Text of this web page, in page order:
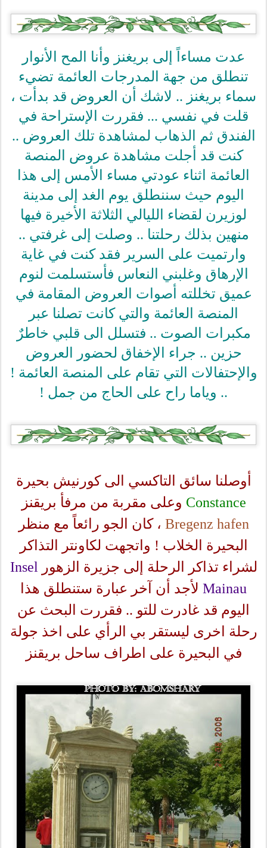
عدت مساءاً إلى بريغنز وأنا المح الأنوار
تنطلق من جهة المدرجات العائمة تضيء
سماء بريغنز .. لاشك أن العروض قد بدأت ،
قلت في نفسي ... فقررت الإستراحة في
الفندق ثم الذهاب لمشاهدة تلك العروض ..
كنت قد أجلت مشاهدة عروض المنصة
العائمة اثناء عودتي مساء الأمس إلى هذا
اليوم حيث سننطلق يوم الغد إلى مدينة
لوزيرن لقضاء الليالي الثلاثة الأخيرة فيها
منهين بذلك رحلتنا .. وصلت إلى غرفتي ..
وارتميت على السرير فقد كنت في غاية
الإرهاق وغلبني النعاس فأستسلمت لنوم
عميق تخللته أصوات العروض المقامة في
المنصة العائمة والتي كانت تصلنا عبر
مكبرات الصوت .. فتسلل الى قلبي خاطرٌ
حزين .. جراء الإخفاق لحضور العروض
والإحتفالات التي تقام على المنصة العائمة !
.. وياما راح على الحاج من جمل !
أوصلنا سائق التاكسي الى كورنيش بحيرة
Constance وعلى مقربة من مرفأ بريقنز
Bregenz hafen ، كان الجو رائعاً مع منظر
البحيرة الخلاب ! واتجهت لكاونتر التذاكر
لشراء تذاكر الرحلة إلى جزيرة الزهور Insel
Mainau لأجد أن آخر عبارة ستنطلق هذا
اليوم قد غادرت للتو .. فقررت البحث عن
رحلة اخرى ليستقر بي الرأي على اخذ جولة
في البحيرة على اطراف ساحل بريقنز